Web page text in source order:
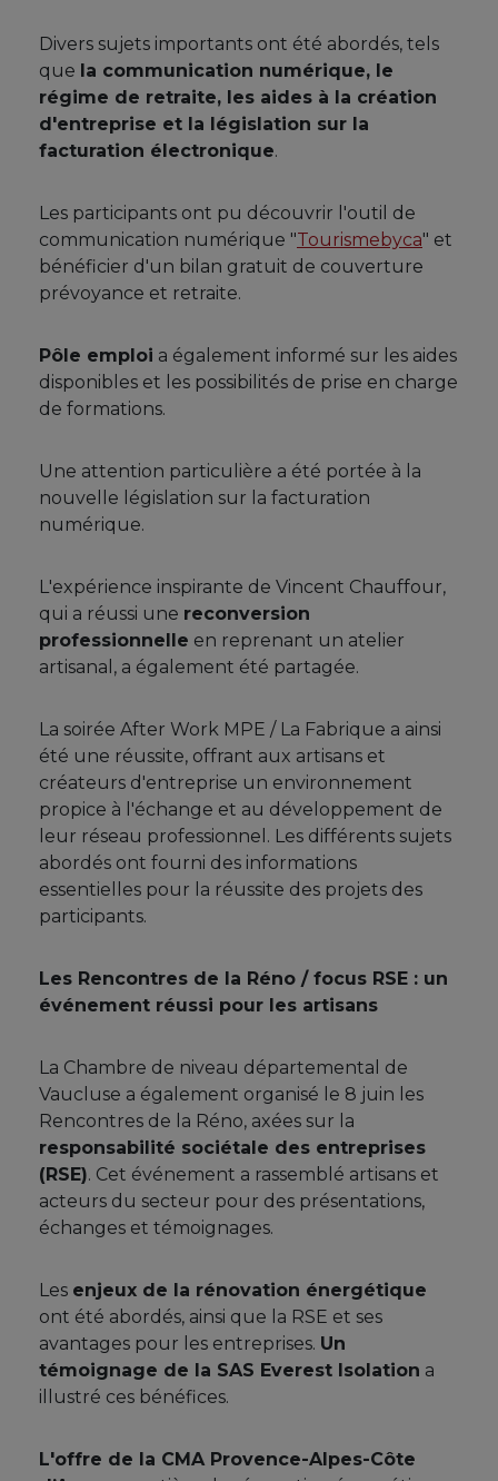
Divers sujets importants ont été abordés, tels
que la communication numérique, le
régime de retraite, les aides à la création
d'entreprise et la législation sur la
facturation électronique.
Les participants ont pu découvrir l'outil de
communication numérique "Tourismebyca" et
bénéficier d'un bilan gratuit de couverture
prévoyance et retraite.
Pôle emploi a également informé sur les aides
disponibles et les possibilités de prise en charge
de formations.
Une attention particulière a été portée à la
nouvelle législation sur la facturation
numérique.
L'expérience inspirante de Vincent Chauffour,
qui a réussi une reconversion
professionnelle en reprenant un atelier
artisanal, a également été partagée.
La soirée After Work MPE / La Fabrique a ainsi
été une réussite, offrant aux artisans et
créateurs d'entreprise un environnement
propice à l'échange et au développement de
leur réseau professionnel. Les différents sujets
abordés ont fourni des informations
essentielles pour la réussite des projets des
participants.
Les Rencontres de la Réno / focus RSE : un
événement réussi pour les artisans
La Chambre de niveau départemental de
Vaucluse a également organisé le 8 juin les
Rencontres de la Réno, axées sur la
responsabilité sociétale des entreprises
(RSE). Cet événement a rassemblé artisans et
acteurs du secteur pour des présentations,
échanges et témoignages.
Les enjeux de la rénovation énergétique
ont été abordés, ainsi que la RSE et ses
avantages pour les entreprises. Un
témoignage de la SAS Everest Isolation a
illustré ces bénéfices.
L'offre de la CMA Provence-Alpes-Côte